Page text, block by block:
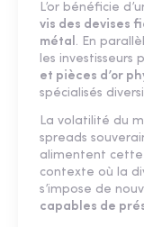
L’or bénéficie
vis des devises
métal. En
les investisseurs
et pièces d’or
spécialisés
La volatilité du
spreads
alimentent cette
contexte où la
s’impose de
capables de